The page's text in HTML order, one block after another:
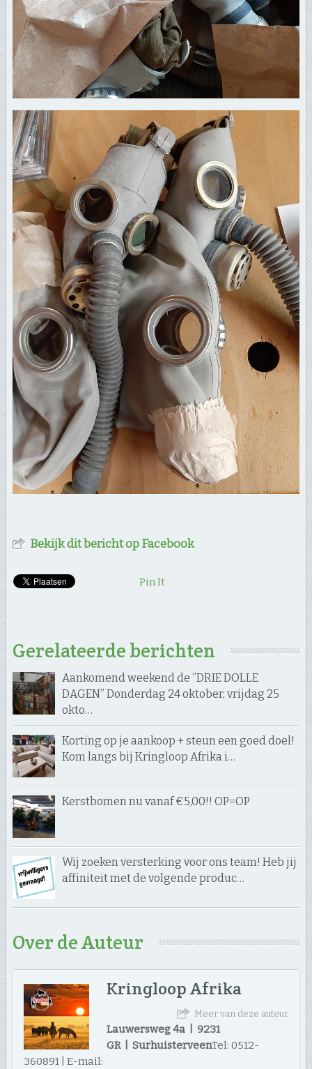
Bekijk dit bericht op Facebook
Pin It
Gerelateerde berichten
Aankomend weekend de ”DRIE DOLLE
DAGEN” Donderdag 24 oktober, vrijdag 25
okto…
Korting op je aankoop + steun een goed doel!
Kom langs bij Kringloop Afrika i…
Kerstbomen nu vanaf €5,00!! OP=OP
Wij zoeken versterking voor ons team! Heb jij
affiniteit met de volgende produc…
Over de Auteur
Kringloop Afrika
Meer van deze auteur
Lauwersweg 4a | 9231
GR | SurhuisterveenTel: 0512-
360891 | E-mail: